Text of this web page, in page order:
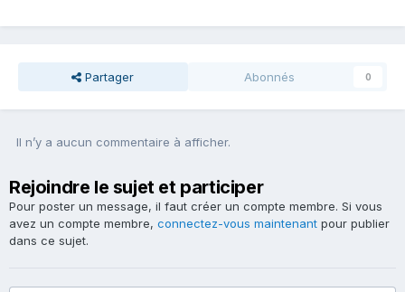
Partager Abonnés 0
Il n’y a aucun commentaire à afficher.
Rejoindre le sujet et participer
Pour poster un message, il faut créer un compte membre. Si vous
avez un compte membre, connectez-vous maintenant pour publier
dans ce sujet.